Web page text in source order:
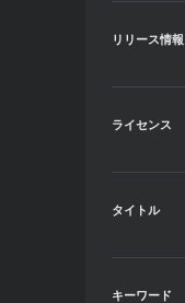
リリース情報
ライセンス
タイトル
キーワード